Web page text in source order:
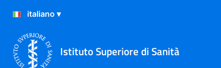
Istituto Superiore di Sanità